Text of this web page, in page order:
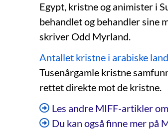
Egypt, kristne og animister i
behandlet og behandler sine
skriver Odd Myrland.
Antallet kristne i arabiske
Tusenårgamle kristne
rettet direkte mot de kristne.
Les andre MIFF-artikler om
Du kan også finne mer på